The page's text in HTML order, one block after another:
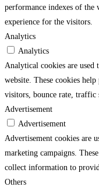
performance indexes of the
experience for the visitors.
Analytics
Analytics
Analytical cookies are used
website. These cookies
visitors, bounce rate, traffic
Advertisement
Advertisement
Advertisement cookies are
marketing campaigns.
collect information to
Others